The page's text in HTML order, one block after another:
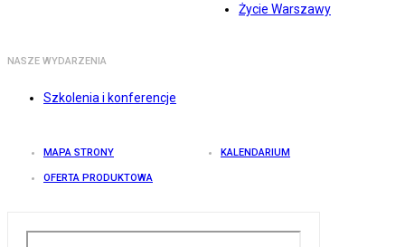
Życie Warszawy
NASZE WYDARZENIA
Szkolenia i konferencje
MAPA STRONY KALENDARIUM
OFERTA PRODUKTOWA